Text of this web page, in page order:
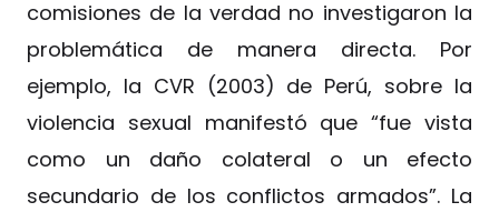
comisiones de la verdad no investigaron la
problemática de manera directa. Por
ejemplo, la CVR (2003) de Perú, sobre la
violencia sexual manifestó que “fue vista
como un daño colateral o un efecto
secundario de los conflictos armados”. La